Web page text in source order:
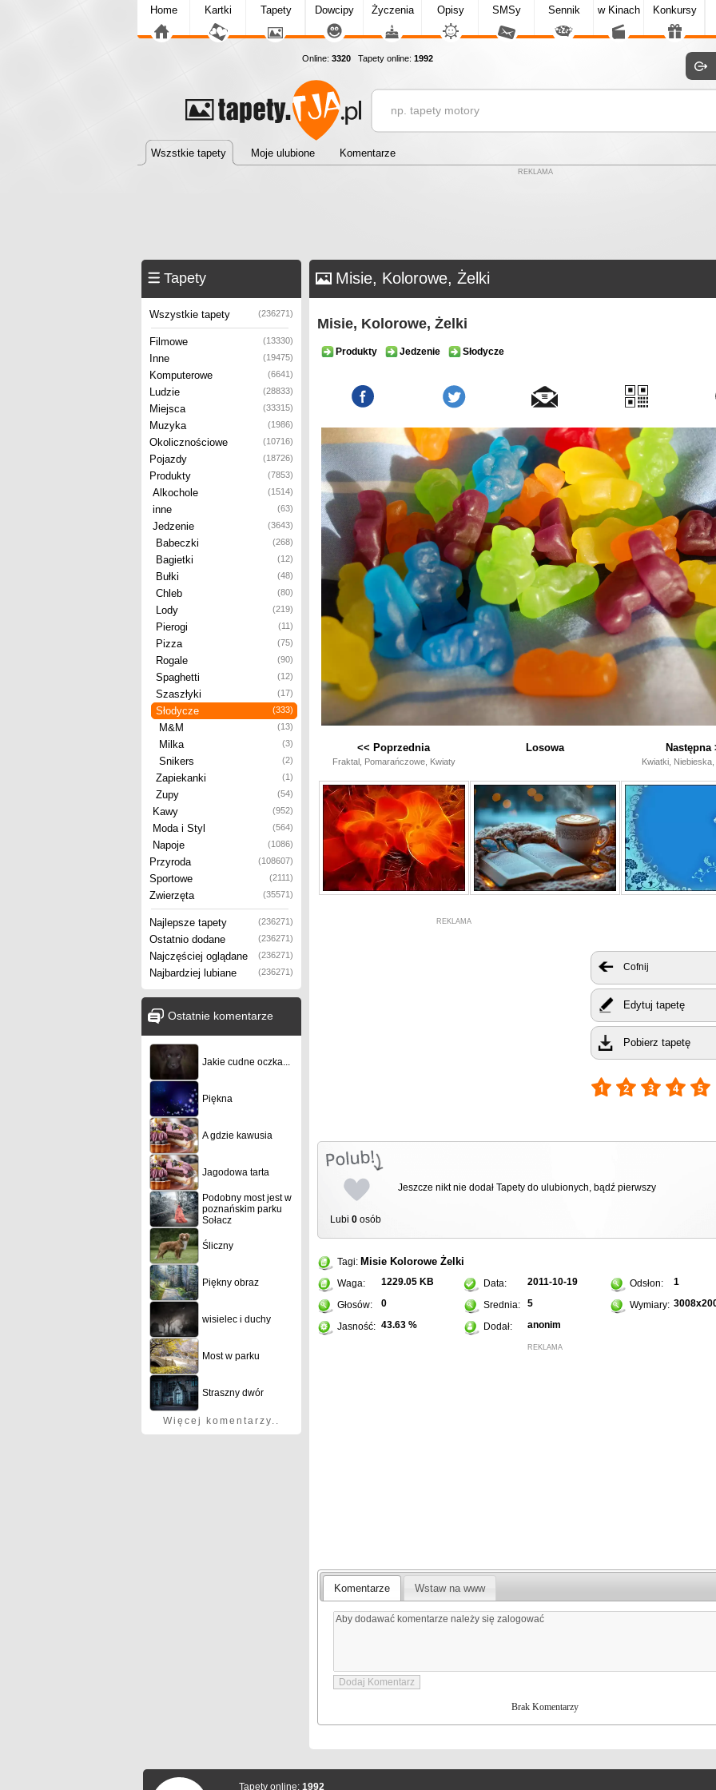
Home Kartki Tapety Dowcipy Życzenia Opisy SMSy Sennik w Kinach Konkursy
Online: 3320 Tapety online: 1992
Wszstkie tapety Moje ulubione Komentarze
REKLAMA
Tapety
Wszystkie tapety (236271)
Filmowe (13330)
Inne (19475)
Komputerowe (6641)
Ludzie (28833)
Miejsca (33315)
Muzyka (1986)
Okolicznościowe (10716)
Pojazdy (18726)
Produkty (7853)
Alkochole (1514)
inne (63)
Jedzenie (3643)
Babeczki (268)
Bagietki (12)
Bułki (48)
Chleb (80)
Lody (219)
Pierogi (11)
Pizza (75)
Rogale (90)
Spaghetti (12)
Szaszłyki (17)
Słodycze (333)
M&M (13)
Milka (3)
Snikers (2)
Zapiekanki (1)
Zupy (54)
Kawy (952)
Moda i Styl (564)
Napoje (1086)
Przyroda (108607)
Sportowe (2111)
Zwierzęta (35571)
Najlepsze tapety (236271)
Ostatnio dodane (236271)
Najczęściej oglądane (236271)
Najbardziej lubiane (236271)
Ostatnie komentarze
Jakie cudne oczka...
Piękna
A gdzie kawusia
Jagodowa tarta
Podobny most jest w
poznańskim parku
Sołacz
Śliczny
Piękny obraz
wisielec i duchy
Most w parku
Straszny dwór
Więcej komentarzy..
Misie, Kolorowe, Żelki
Misie, Kolorowe, Żelki
Produkty Jedzenie Słodycze
<< Poprzednia
Fraktal, Pomarańczowe, Kwiaty
Losowa Następna
Kwiatki,
REKLAMA
Cofnij
Edytuj tapetę
Pobierz tapetę
Lubi 0 osób
Jeszcze nikt nie dodał Tapety do ulubionych, bądź pierwszy
Tagi: Misie Kolorowe Żelki
Waga: 1229.05 KB Data: 2011-10-19 Odsłon: 1
Głosów: 0 Srednia: 5 Wymiary:
Jasność: 43.63 % Dodał: anonim
REKLAMA
Komentarze Wstaw na www
Brak Komentarzy
Tapety online: 1992